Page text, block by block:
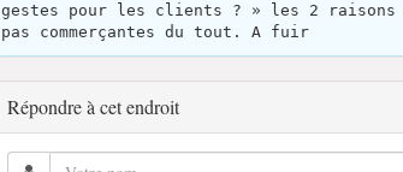
gestes pour les clients ? » les 2
pas commerçantes du tout. A fuir
Répondre à cet endroit